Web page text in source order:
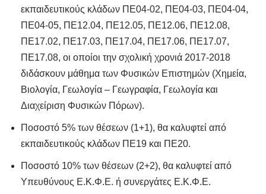
εκπαιδευτικούς κλάδων ΠΕ04-02, ΠΕ04-03, ΠΕ04-04,
ΠΕ04-05, ΠΕ12.04, ΠΕ12.05, ΠΕ12.06, ΠΕ12.08,
ΠΕ17.02, ΠΕ17.03, ΠΕ17.04, ΠΕ17.06, ΠΕ17.07,
ΠΕ17.08, οι οποίοι την σχολική χρονιά 2017-2018
διδάσκουν μάθημα των Φυσικών Επιστημών (Χημεία,
Βιολογία, Γεωλογία – Γεωγραφία, Γεωλογία και
Διαχείριση Φυσικών Πόρων).
Ποσοστό 5% των θέσεων (1+1), θα καλυφτεί από
εκπαιδευτικούς κλάδων ΠΕ19 και ΠΕ20.
Ποσοστό 10% των θέσεων (2+2), θα καλυφτεί από
Υπευθύνους Ε.Κ.Φ.Ε. ή συνεργάτες Ε.Κ.Φ.Ε.